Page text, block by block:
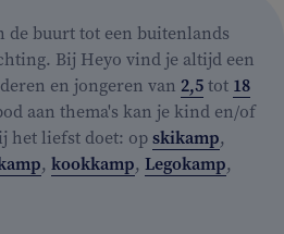
de buurt tot een buitenlands
Bij Heyo vind je altijd een
en jongeren van 2,5tot 18
aan thema's kan je kind en/of
het liefst doet: opskikamp,
, kookkamp, Legokamp,